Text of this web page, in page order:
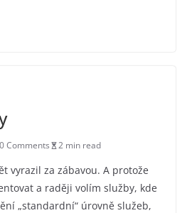
0 Comments 2 min read
vyrazil za zábavou. A protože
a raději volím služby, kde
„standardní“ úrovně služeb,